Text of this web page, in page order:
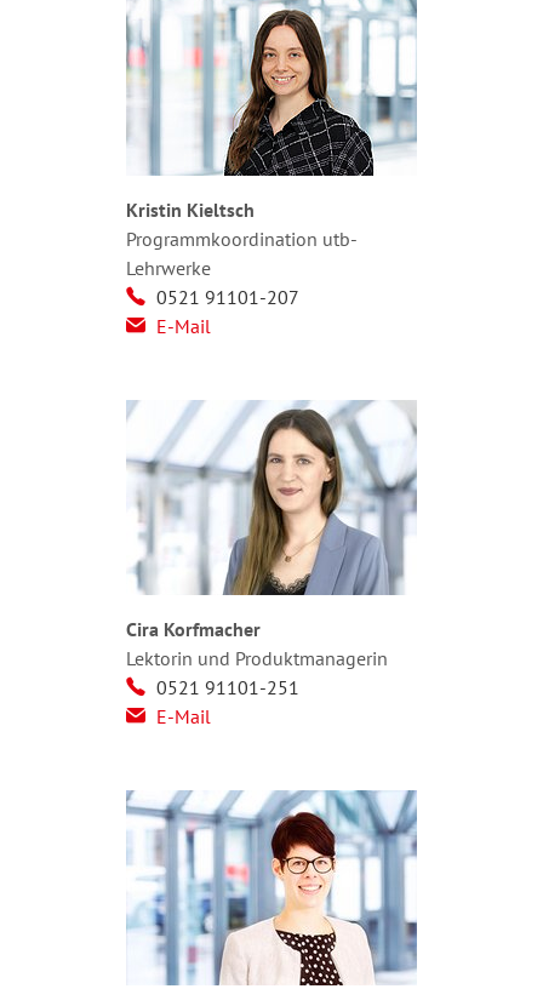
Kristin Kieltsch
Programmkoordination utb-
Lehrwerke
0521 91101-207
E-Mail
Cira Korfmacher
Lektorin und Produktmanagerin
0521 91101-251
E-Mail